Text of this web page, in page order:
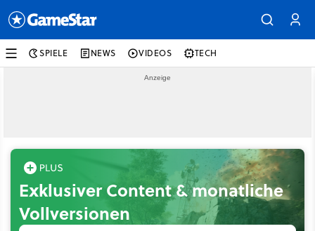
SPIELE NEWS VIDEOS TECH
Exklusiver Content & monatliche
Vollversionen